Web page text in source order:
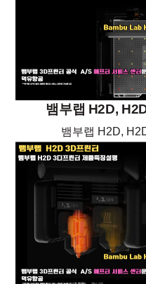
뱀부랩 H2D,
뱀부랩 H2D,